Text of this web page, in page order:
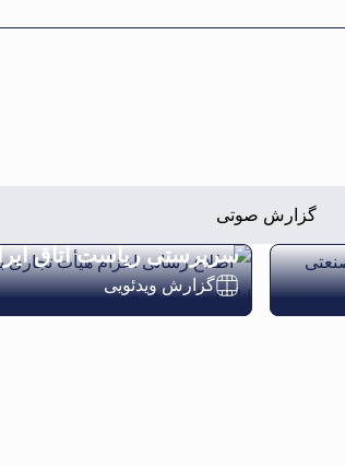
گزارش صوتی
اطلاع رسانی اعزام هیأت
سرپرستی ریاست اتاق
گزارش ویدئویی